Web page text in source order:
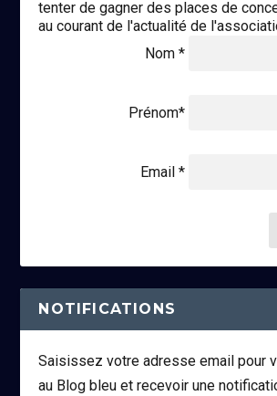
tenter de gagner des places de
au courant de l'actualité de
Nom *
Prénom*
Email *
NOTIFICATIONS
Saisissez votre adresse email pour
au Blog bleu et recevoir une